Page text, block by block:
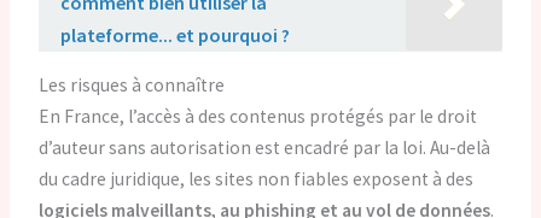
plateforme... et pourquoi ?
Les risques à connaître
En France, l’accès à des contenus protégés par le droit
d’auteur sans autorisation est encadré par la loi. Au-delà
du cadre juridique, les sites non fiables exposent à des
logiciels malveillants, au phishing et au vol de données.